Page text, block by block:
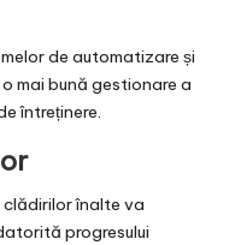
de automatizare și
mai bună gestionare a
întreținere.
clădirilor înalte va
progresului